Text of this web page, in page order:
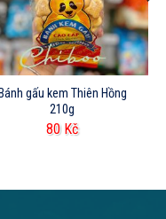
Bánh gấu kem Thiên Hồng
210g
80 Kč